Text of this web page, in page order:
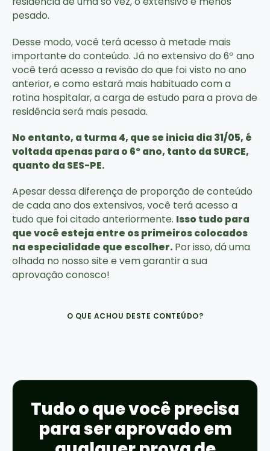
pesado.
Desse modo, você terá acesso à metade mais
importante do conteúdo. Já no extensivo do 6º ano
você terá acesso a revisão do que foi visto no ano
anterior, e como estará mais habituado com a
rotina hospitalar, a carga de estudo para a prova de
residência será mais pesada.
No entanto, a turma 4, que se inicia dia 31/05, é
voltada apenas para o 6º ano, tanto da SURCE,
quanto da SES-PE.
Apesar dessa diferença de proporção de conteúdo
de cada ano dos extensivos, você terá acesso a
tudo que foi citado anteriormente. Isso tudo para
que você esteja entre os primeiros colocados
na especialidade que escolher. Por isso, dá uma
olhada no nosso site e vem garantir a sua
aprovação conosco!
O QUE ACHOU DESTE CONTEÚDO?
Tudo o que você precisa
para ser aprovado em